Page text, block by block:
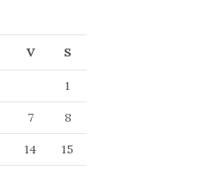
V S
1
7
8
14
15